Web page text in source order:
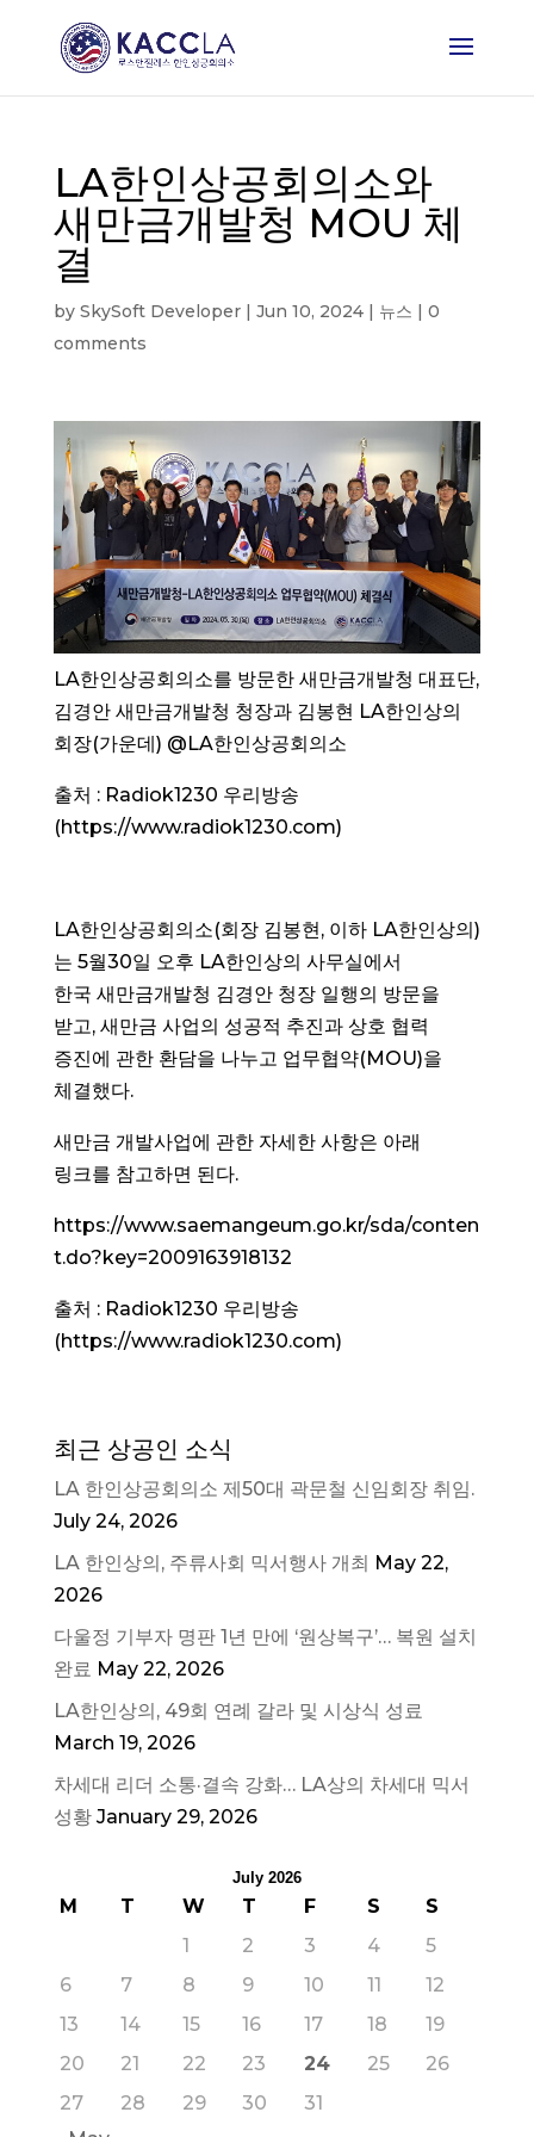
LA한인상공회의소와
새만금개발청 MOU 체
결
by SkySoft Developer| Jun 10, 2024| 뉴스 | 0
comments
LA한인상공회의소를 방문한 새만금개발청 대표단,
김경안 새만금개발청 청장과 김봉현 LA한인상의
회장(가운데) @LA한인상공회의소
출처 : Radiok1230 우리방송
(https://www.radiok1230.com)
LA한인상공회의소(회장 김봉현, 이하 LA한인상의)
는 5월30일 오후 LA한인상의 사무실에서
한국 새만금개발청 김경안 청장 일행의 방문을
받고, 새만금 사업의 성공적 추진과 상호 협력
증진에 관한 환담을 나누고 업무협약(MOU)을
체결했다.
새만금 개발사업에 관한 자세한 사항은 아래
링크를 참고하면 된다.
https://www.saemangeum.go.kr/sda/conten
t.do?key=2009163918132
출처 : Radiok1230 우리방송
(https://www.radiok1230.com)
최근 상공인 소식
LA 한인상공회의소 제50대 곽문철 신임회장 취임.
July 24, 2026
LA 한인상의, 주류사회 믹서행사 개최 May 22,
2026
다울정 기부자 명판 1년 만에 ‘원상복구’… 복원 설치
완료 May 22, 2026
LA한인상의, 49회 연례 갈라 및 시상식 성료
March 19, 2026
차세대 리더 소통·결속 강화… LA상의 차세대 믹서
성황 January 29, 2026
July 2026
M T W T F S
S
1
2 3 4
5
6
7 8 9 10 11
12
13
14 15 16 17 18
19
20
21 22 23 24 25
26
27
28 29 30
31